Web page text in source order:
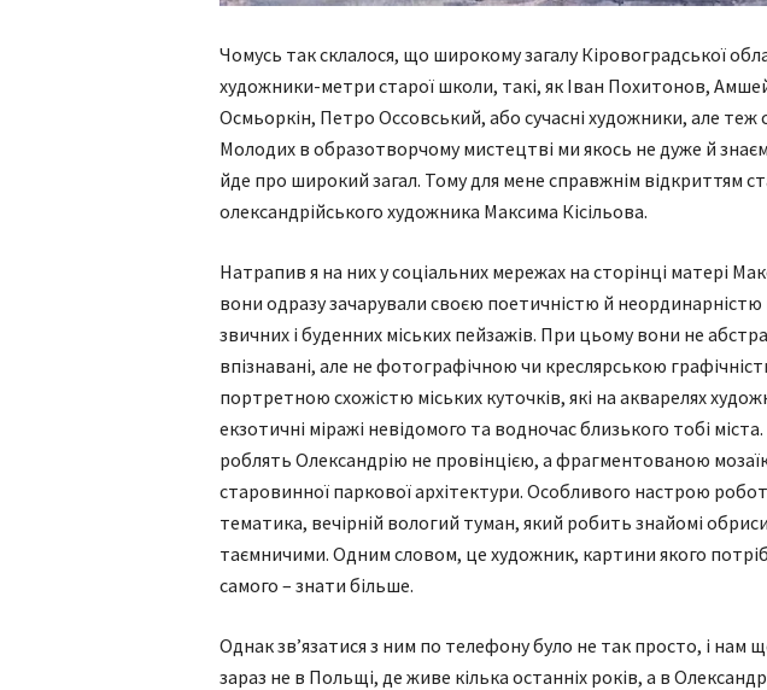
Чомусь так склалося, що широкому загалу Кіровоградської
художники-метри старої школи, такі, як Іван Похитонов,
Осмьоркін, Петро Оссовський, або сучасні художники, але теж
Молодих в образотворчому мистецтві ми якось не дуже й
йде про широкий загал. Тому для мене справжнім відкриттям
олександрійського художника Максима Кісільова.
Натрапив я на них у соціальних мережах на сторінці матері
вони одразу зачарували своєю поетичністю й неординарністю
звичних і буденних міських пейзажів. При цьому вони не
впізнавані, але не фотографічною чи креслярською
портретною схожістю міських куточків, які на акварелях
екзотичні міражі невідомого та водночас близького тобі міста.
роблять Олександрію не провінцією, а фрагментованою
старовинної паркової архітектури. Особливого настрою
тематика, вечірній вологий туман, який робить знайомі
таємничими. Одним словом, це художник, картини якого
самого – знати більше.
Однак зв’язатися з ним по телефону було не так просто, і нам
зараз не в Польщі, де живе кілька останніх років, а в